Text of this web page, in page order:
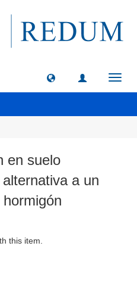
en suelo
a un
this item.